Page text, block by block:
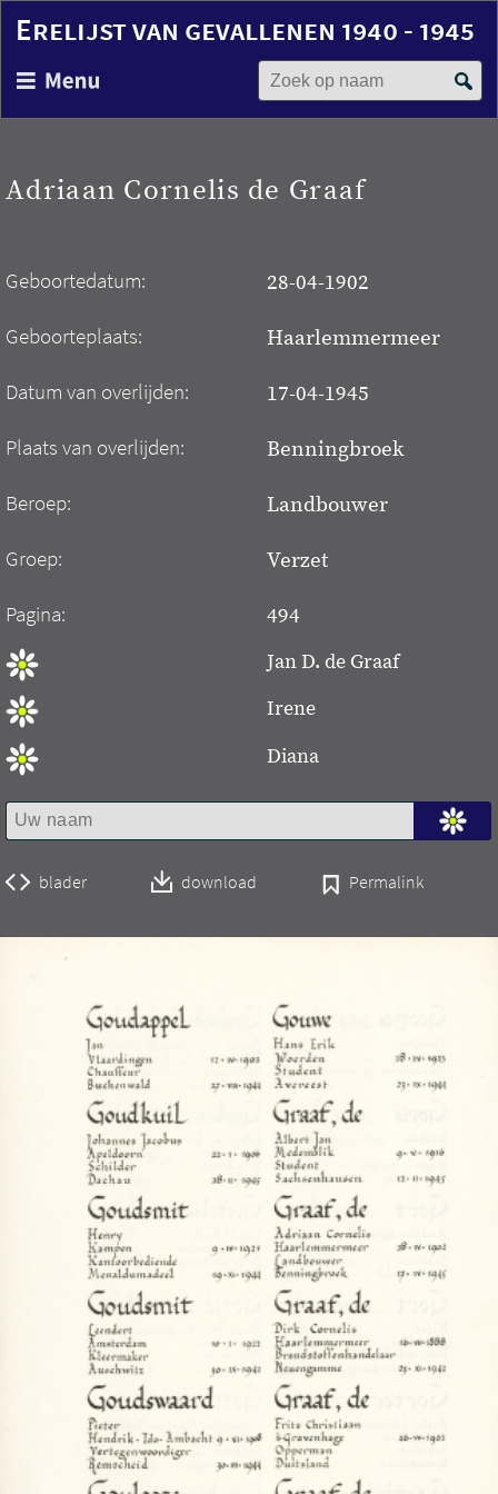
en
gaan
Erelijst van gevallenen 1940 - 1945
Zoek op naam
Adriaan Cornelis de Graaf
Geboortedatum: 28-04-1902
Geboorteplaats: Haarlemmermeer
Datum van overlijden: 17-04-1945
Plaats van overlijden: Benningbroek
Beroep: Landbouwer
Groep: Verzet
Pagina: 494
Jan D. de Graaf
Irene
Diana
blader download Permalink